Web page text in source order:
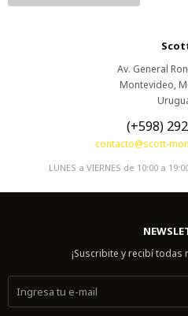
Av. General
Montevideo,
(+598)
contacto@scott-
LUNES a VIERNES de 10:00 a
¡Suscribite y recibí todas